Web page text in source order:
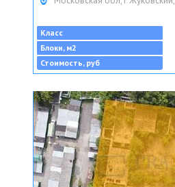
Класс
Блоки, м2
Стоимость, руб